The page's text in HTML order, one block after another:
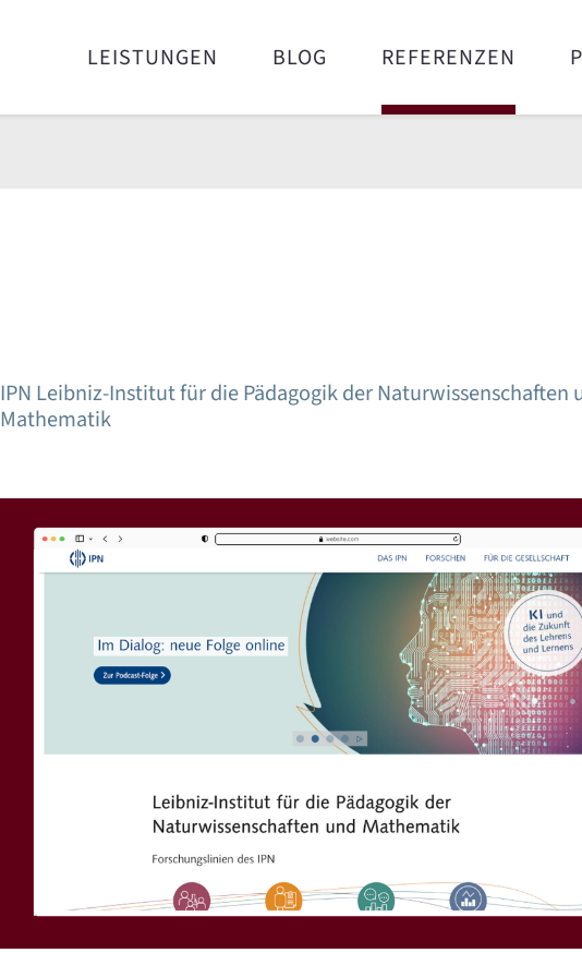
LEISTUNGEN BLOG REFERENZEN
IPN Leibniz-Institut für die Pädagogik der Naturwissenschaften
Mathematik